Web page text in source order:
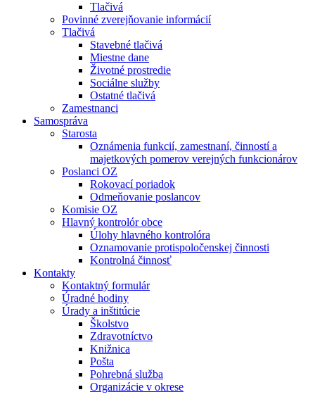
Tlačivá
Povinné zverejňovanie informácií
Tlačivá
Stavebné tlačivá
Miestne dane
Životné prostredie
Sociálne služby
Ostatné tlačivá
Zamestnanci
Samospráva
Starosta
Oznámenia funkcií, zamestnaní, činností a
majetkových pomerov verejných funkcionárov
Poslanci OZ
Rokovací poriadok
Odmeňovanie poslancov
Komisie OZ
Hlavný kontrolór obce
Úlohy hlavného kontrolóra
Oznamovanie protispoločenskej činnosti
Kontrolná činnosť
Kontakty
Kontaktný formulár
Úradné hodiny
Úrady a inštitúcie
Školstvo
Zdravotníctvo
Knižnica
Pošta
Pohrebná služba
Organizácie v okrese